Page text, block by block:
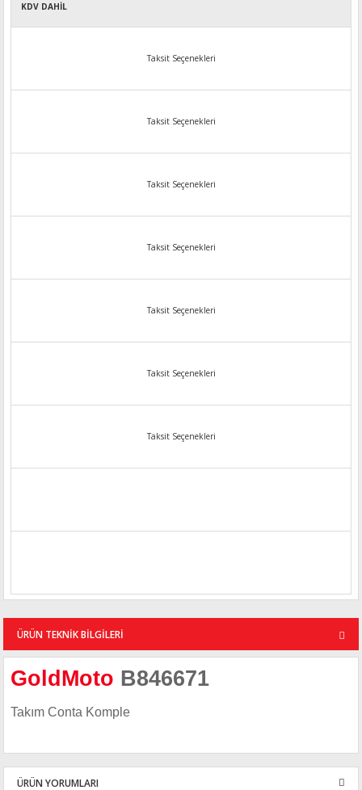
KDV DAHİL
Taksit Seçenekleri
Taksit Seçenekleri
Taksit Seçenekleri
Taksit Seçenekleri
Taksit Seçenekleri
Taksit Seçenekleri
Taksit Seçenekleri
ÜRÜN TEKNİK BİLGİLERİ
GoldMoto B846671
Takım Conta Komple
ÜRÜN YORUMLARI